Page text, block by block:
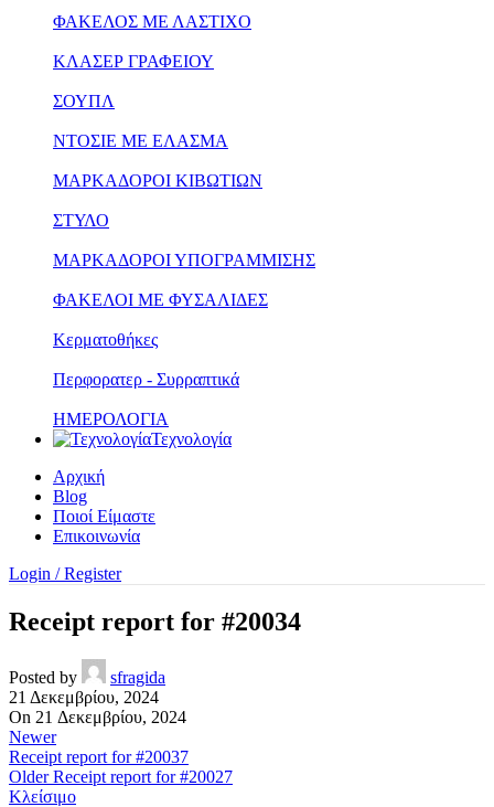
ΦΑΚΕΛΟΣ ΜΕ ΛΑΣΤΙΧΟ
ΚΛΑΣΕΡ ΓΡΑΦΕΙΟΥ
ΣΟΥΠΛ
ΝΤΟΣΙΕ ΜΕ ΕΛΑΣΜΑ
ΜΑΡΚΑΔΟΡΟΙ ΚΙΒΩΤΙΩΝ
ΣΤΥΛΟ
ΜΑΡΚΑΔΟΡΟΙ ΥΠΟΓΡΑΜΜΙΣΗΣ
ΦΑΚΕΛΟΙ ΜΕ ΦΥΣΑΛΙΔΕΣ
Κερματοθήκες
Περφορατερ - Συρραπτικά
ΗΜΕΡΟΛΟΓΙΑ
Τεχνολογία
Αρχική
Blog
Ποιοί Είμαστε
Επικοινωνία
Login / Register
Receipt report for #20034
Posted by
sfragida
21 Δεκεμβρίου, 2024
On 21 Δεκεμβρίου, 2024
Newer
Receipt report for #20037
Older Receipt report for #20027
Κλείσιμο